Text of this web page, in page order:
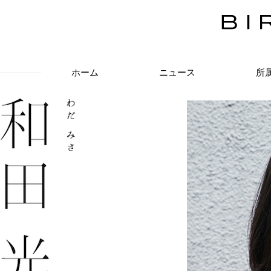
ホーム ニュース 所